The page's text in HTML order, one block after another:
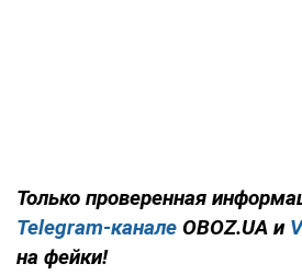
Только проверенная
Telegram-канале OBOZ.UA и
на фейки!